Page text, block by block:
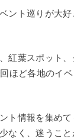
ント巡りが大
紅葉スポット
ほど各地のイ
ト情報を集めて
なく、迷うこと